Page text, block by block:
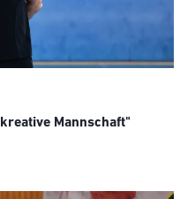
Mannschaft"